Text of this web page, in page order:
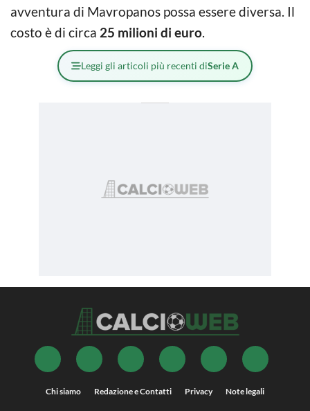
avventura di Mavropanos possa essere diversa. Il
costo è di circa 25 milioni di euro.
Leggi gli articoli più recenti diSerie A
Chi siamo Redazione e Contatti Privacy Note legali